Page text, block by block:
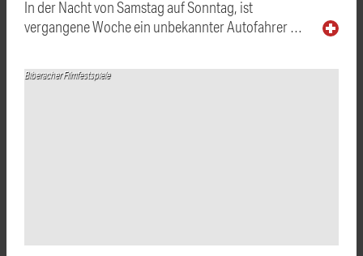
In der Nacht von Samstag auf Sonntag, ist
vergangene Woche ein unbekannter Autofahrer …
Biberacher Filmfestspiele